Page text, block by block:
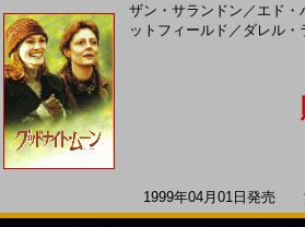
ザン・サランドン ／ エド・
ットフィールド ／ ダレル・
1999年04月01日発売